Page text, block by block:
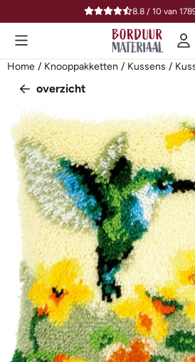
Cookievoorkeuren zijn beschikbaar.
8.8 / 10van
Home / Knooppakketten / Kussens /
overzicht